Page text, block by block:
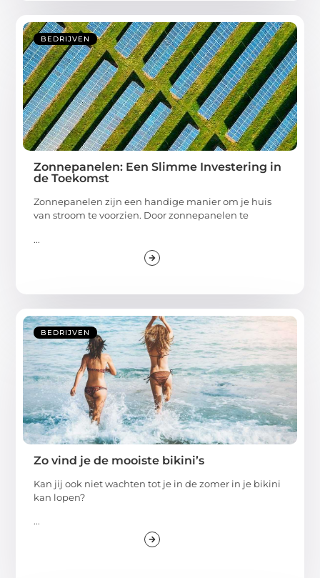
BEDRIJVEN
Zonnepanelen: Een Slimme Investering in
de Toekomst
Zonnepanelen zijn een handige manier om je huis
van stroom te voorzien. Door zonnepanelen te
...
BEDRIJVEN
Zo vind je de mooiste bikini’s
Kan jij ook niet wachten tot je in de zomer in je bikini
kan lopen?
...